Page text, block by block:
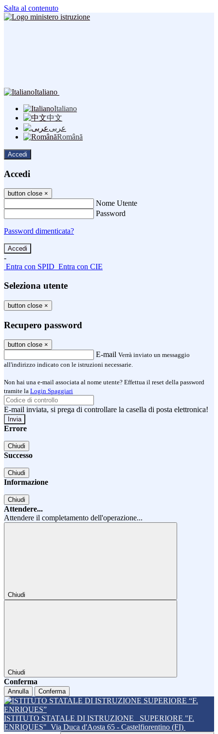
Salta al contenuto
Italiano
Italiano
中文
عربى
Română
Accedi
Accedi
button close ×
Nome Utente
Password
Password dimenticata?
-
Entra con SPID Entra con CIE
Seleziona utente
button close ×
Recupero password
button close ×
E-mail Verrà inviato un messaggio
all'indirizzo indicato con le istruzioni necessarie.
Non hai una e-mail associata al nome utente? Effettua il reset della password
tramite la Login Spaggiari
E-mail inviata, si prega di controllare la casella di posta elettronica!
Errore
Chiudi
Successo
Chiudi
Informazione
Chiudi
Attendere...
Attendere il completamento dell'operazione...
Chiudi
Chiudi
Conferma
Annulla Conferma
ISTITUTO STATALE DI ISTRUZIONE
SUPERIORE "F.
ENRIQUES" Via Duca d'Aosta 65 - Castelfiorentino (FI)